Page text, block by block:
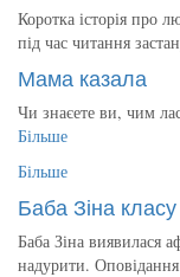
Коротка історія про
під час читання
Мама казала
Чи знаєете ви, чим
Більше
Більше
Баба Зіна класу
Баба Зіна виявилася
надурити.